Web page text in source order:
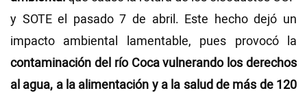
y SOTE el pasado 7 de abril. Este hecho dejó un
impacto ambiental lamentable, pues provocó la
contaminación del río Coca vulnerando los derechos
al agua, a la alimentación y a la salud de más de 120